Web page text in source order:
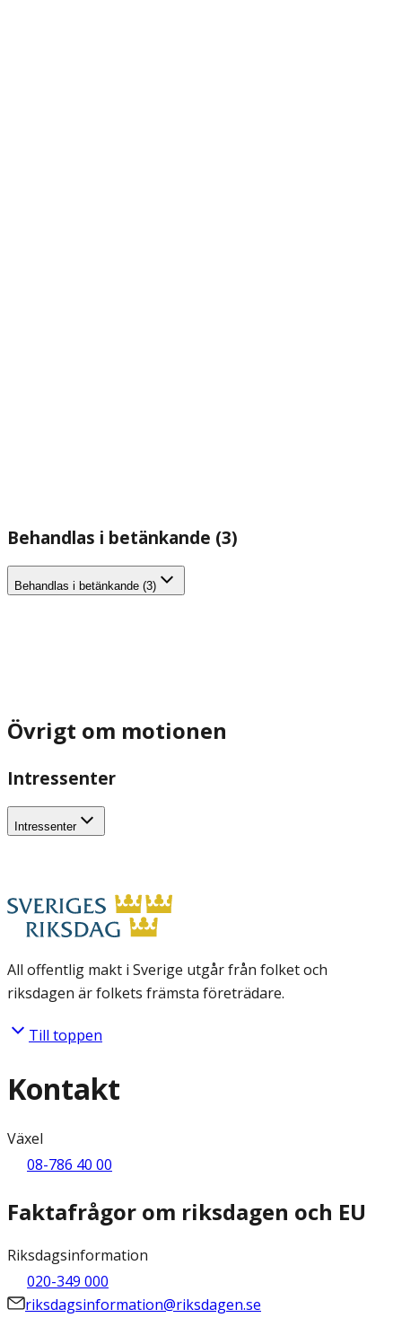
Behandlas i betänkande (3)
Behandlas i betänkande (3)
Övrigt om motionen
Intressenter
Intressenter
All offentlig makt i Sverige utgår från folket och
riksdagen är folkets främsta företrädare.
Till toppen
Kontakt
Växel
08-786 40 00
Faktafrågor om riksdagen och EU
Riksdagsinformation
020-349 000
riksdagsinformation@riksdagen.se